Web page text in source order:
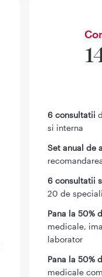
6 consultatii
si interna
Set anual de
6 consultatii
20 de
Pana la 50%
medicale,
laborator
Pana la 50%
medicale